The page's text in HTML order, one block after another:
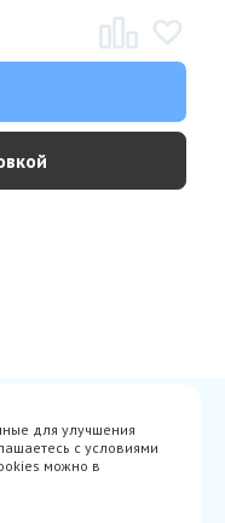
Производители
для улучшения
с условиями
можно в